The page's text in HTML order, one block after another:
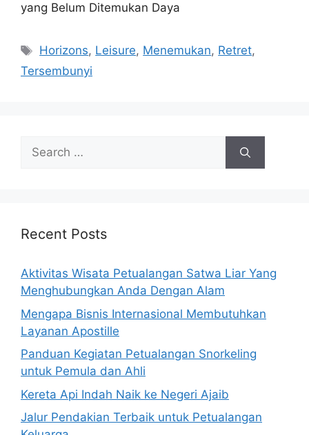
yang Belum Ditemukan Daya
Tags
Horizons, Leisure, Menemukan, Retret,
Tersembunyi
Search
for:
Recent Posts
Aktivitas Wisata Petualangan Satwa Liar Yang
Menghubungkan Anda Dengan Alam
Mengapa Bisnis Internasional Membutuhkan
Layanan Apostille
Panduan Kegiatan Petualangan Snorkeling
untuk Pemula dan Ahli
Kereta Api Indah Naik ke Negeri Ajaib
Jalur Pendakian Terbaik untuk Petualangan